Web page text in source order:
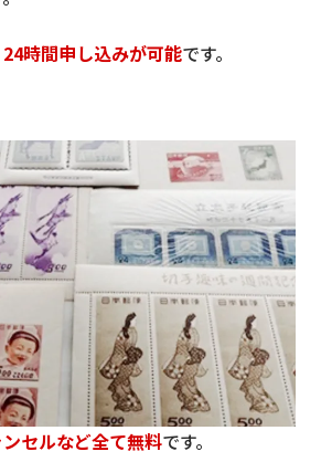
24時間申し込みが可能です。
セルなど全て無料です。